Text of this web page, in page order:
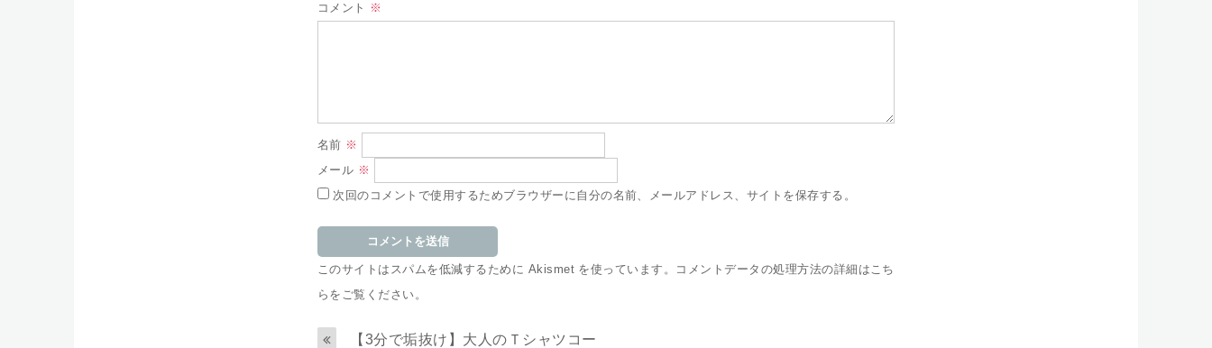
コメント
※
名前 ※
メール ※
次回のコメントで使用するためブラウザーに自分の名前、メールアドレス、サイトを保存する。
このサイトはスパムを低減するために Akismet を使っています。
コメントデータの処理方法の詳細はこち
らをご覧ください。
【3分で垢抜け】大人のＴシャツコー